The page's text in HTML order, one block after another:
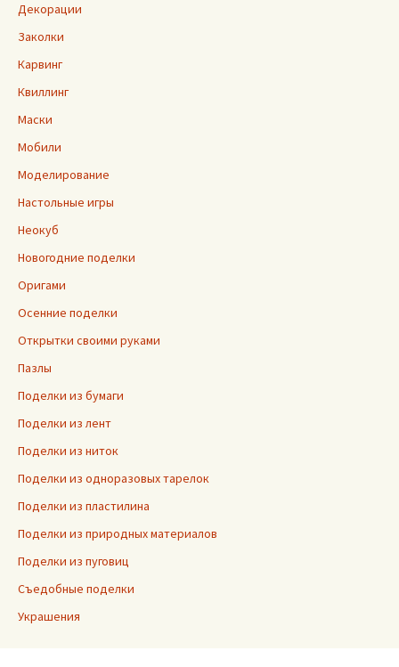
Декорации
Заколки
Карвинг
Квиллинг
Маски
Мобили
Моделирование
Настольные игры
Неокуб
Новогодние поделки
Оригами
Осенние поделки
Открытки своими руками
Пазлы
Поделки из бумаги
Поделки из лент
Поделки из ниток
Поделки из одноразовых тарелок
Поделки из пластилина
Поделки из природных материалов
Поделки из пуговиц
Съедобные поделки
Украшения